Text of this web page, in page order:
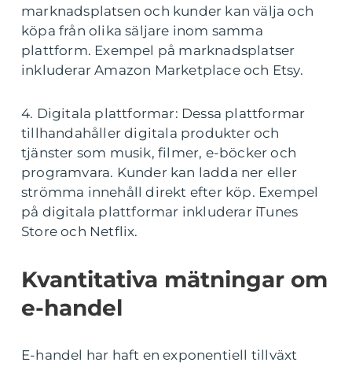
marknadsplatsen och kunder kan välja och
köpa från olika säljare inom samma
plattform. Exempel på marknadsplatser
inkluderar Amazon Marketplace och Etsy.
4. Digitala plattformar: Dessa plattformar
tillhandahåller digitala produkter och
tjänster som musik, filmer, e-böcker och
programvara. Kunder kan ladda ner eller
strömma innehåll direkt efter köp. Exempel
på digitala plattformar inkluderar iTunes
Store och Netflix.
Kvantitativa mätningar om
e-handel
E-handel har haft en exponentiell tillväxt